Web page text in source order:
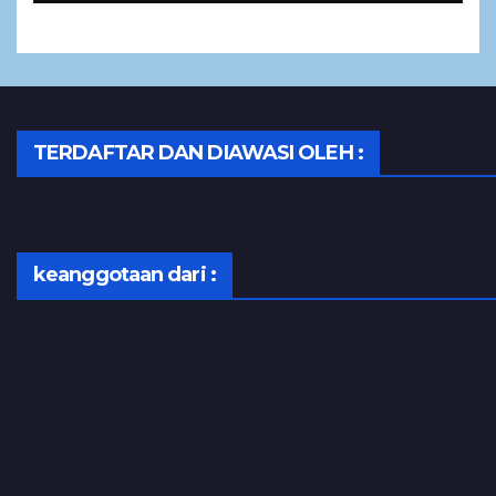
TERDAFTAR DAN DIAWASI OLEH :
keanggotaan dari :